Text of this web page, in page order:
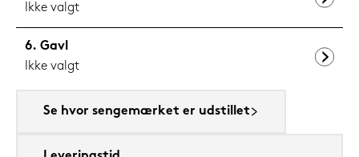
Ikke valgt
Gavl
Ikke valgt
Se hvor sengemærket er udstillet